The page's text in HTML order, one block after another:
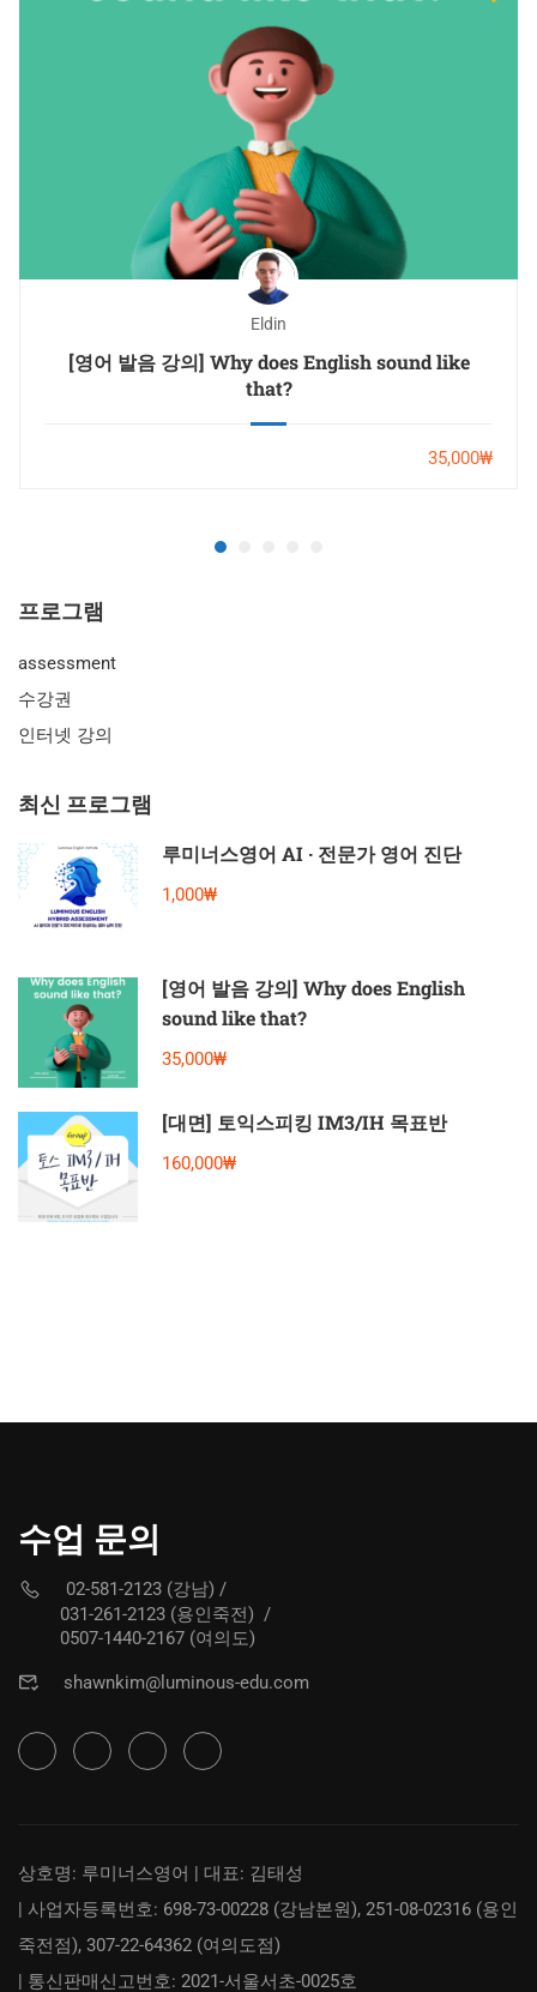
Eldin
[영어 발음 강의] Why does English sound like
that?
35,000₩
프로그램
assessment
수강권
인터넷 강의
최신 프로그램
루미너스영어 AI · 전문가 영어 진단
1,000₩
[영어 발음 강의] Why does English
sound like that?
35,000₩
[대면] 토익스피킹 IM3/IH 목표반
160,000₩
수업 문의
02-581-2123 (강남) /
031-261-2123 (용인죽전) /
0507-1440-2167 (여의도)
shawnkim@luminous-edu.com
상호명: 루미너스영어 | 대표: 김태성
| 사업자등록번호: 698-73-00228 (강남본원), 251-08-02316 (용인
죽전점), 307-22-64362 (여의도점)
| 통신판매신고번호: 2021-서울서초-0025호